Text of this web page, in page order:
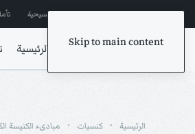
Skip to main content
إشترك في المراسلات ترانيم مسيحية
الرئيسية
الرئيسية كنسيات مبادىء الكنيسة